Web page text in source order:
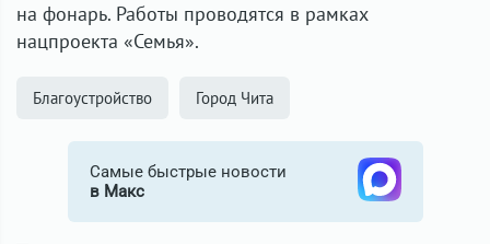
на фонарь. Работы проводятся в рамках
нацпроекта «Семья».
Благоустройство Город Чита
Самые быстрые новости
в Макс